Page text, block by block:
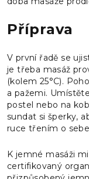
Příprava
V první řadě se
je třeba masáž
(kolem 25°C).
a pažemi.
postel nebo na
sundat si šperky,
ruce třením o
K jemné masáži
certifikovaný